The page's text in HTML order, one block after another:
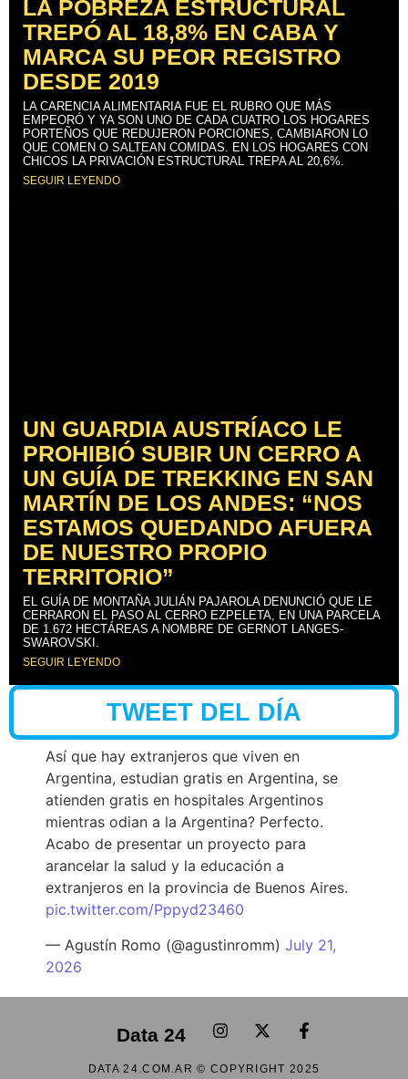
LA POBREZA ESTRUCTURAL
TREPÓ AL 18,8% EN CABA Y
MARCA SU PEOR REGISTRO
DESDE 2019
LA CARENCIA ALIMENTARIA FUE EL RUBRO QUE MÁS
EMPEORÓ Y YA SON UNO DE CADA CUATRO LOS HOGARES
PORTEÑOS QUE REDUJERON PORCIONES, CAMBIARON LO
QUE COMEN O SALTEAN COMIDAS. EN LOS HOGARES CON
CHICOS LA PRIVACIÓN ESTRUCTURAL TREPA AL 20,6%.
SEGUIR LEYENDO
UN GUARDIA AUSTRÍACO LE
PROHIBIÓ SUBIR UN CERRO A
UN GUÍA DE TREKKING EN SAN
MARTÍN DE LOS ANDES: “NOS
ESTAMOS QUEDANDO AFUERA
DE NUESTRO PROPIO
TERRITORIO”
EL GUÍA DE MONTAÑA JULIÁN PAJAROLA DENUNCIÓ QUE LE
CERRARON EL PASO AL CERRO EZPELETA, EN UNA PARCELA
DE 1.672 HECTÁREAS A NOMBRE DE GERNOT LANGES-
SWAROVSKI.
SEGUIR LEYENDO
TWEET DEL DÍA
Así que hay extranjeros que viven en
Argentina, estudian gratis en Argentina, se
atienden gratis en hospitales Argentinos
mientras odian a la Argentina? Perfecto.
Acabo de presentar un proyecto para
arancelar la salud y la educación a
extranjeros en la provincia de Buenos Aires.
pic.twitter.com/Pppyd23460
— Agustín Romo (@agustinromm) July 21,
2026
Data 24
DATA 24.COM.AR © COPYRIGHT 2025